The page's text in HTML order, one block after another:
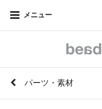
メニュー
パーツ・素材